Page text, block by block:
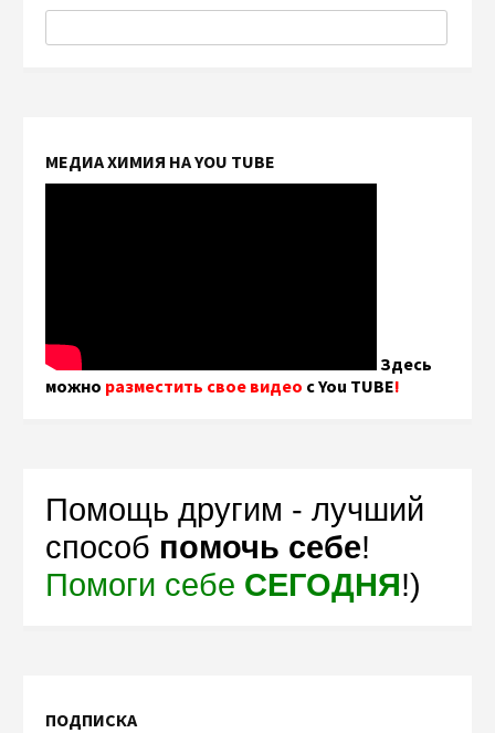
МЕДИА ХИМИЯ НА YOU TUBE
Здесь
можно разместить свое видео с You TUBE!
Помощь другим - лучший
способ помочь себе!
Помоги себе СЕГОДНЯ!)
ПОДПИСКА